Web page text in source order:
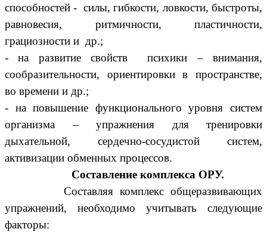
способностей - силы, гибкости, ловкости, быстроты,
равновесия, ритмичности, пластичности,
грациозности и др.;
- на развитие свойств психики – внимания,
сообразительности, ориентировки в пространстве,
во времени и др.;
- на повышение функционального уровня систем
организма – упражнения для тренировки
дыхательной, сердечно-сосудистой систем,
активизации обменных процессов.
Составление комплекса ОРУ.
Составляя комплекс общеразвивающих
упражнений, необходимо учитывать следующие
факторы: